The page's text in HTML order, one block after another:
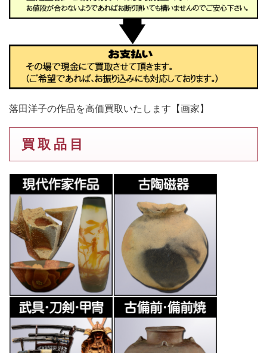
落田洋子の作品を高価買取いたします【画家】
買 取 品 目